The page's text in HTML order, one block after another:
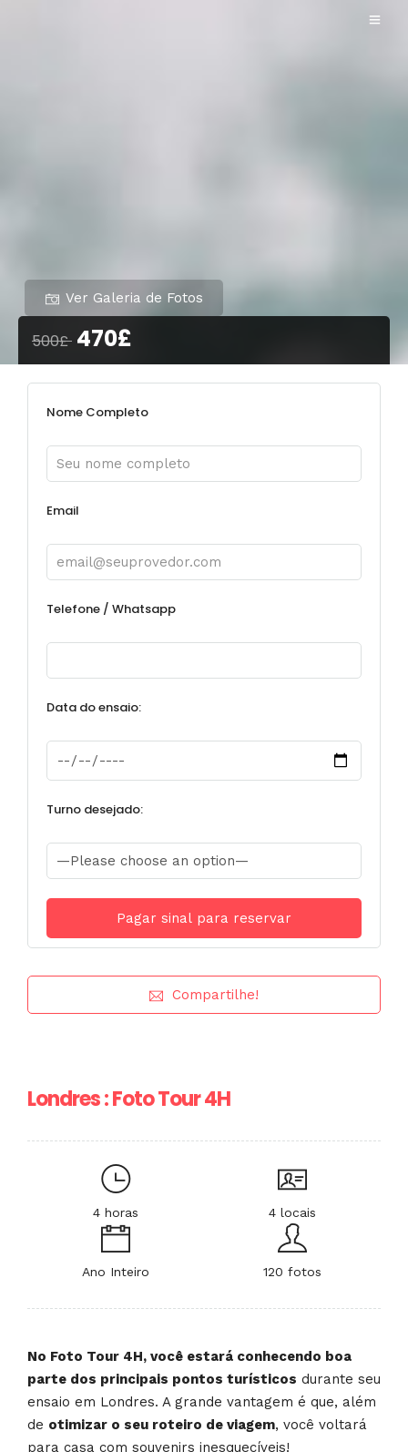
Ver Galeria de Fotos
500£ 470£
Nome Completo
Email
Telefone / Whatsapp
Data do ensaio:
Turno desejado:
Compartilhe!
Londres : Foto Tour 4H
4 horas 4 locais
Ano Inteiro 120 fotos
No Foto Tour 4H, você estará conhecendo boa
parte dos principais pontos turísticos durante seu
ensaio em Londres. A grande vantagem é que, além
de otimizar o seu roteiro de viagem, você voltará
para casa com souvenirs inesquecíveis!